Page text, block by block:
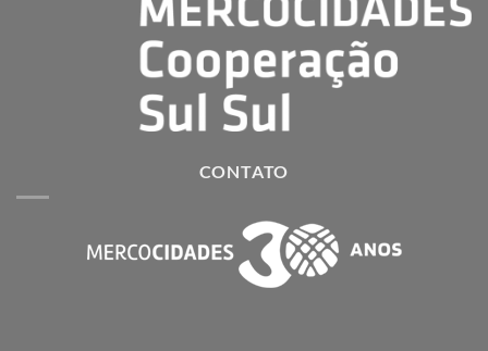
CONTATO